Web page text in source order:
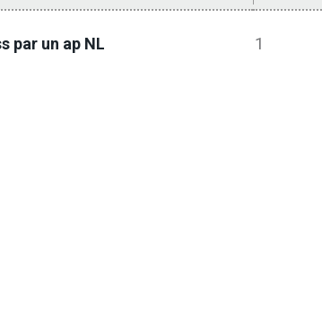
par un ap NL 1